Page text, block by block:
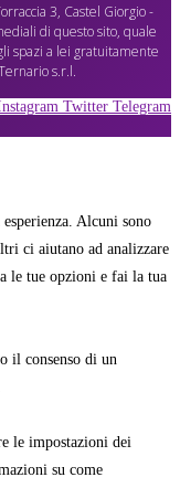
3, Castel Giorgio -
di questo sito, quale
spazi a lei gratuitamente
s.r.l.
Twitter Telegram
Alcuni sono
ci aiutano ad analizzare
le tue opzioni e fai la tua
il consenso di un
le impostazioni dei
su come